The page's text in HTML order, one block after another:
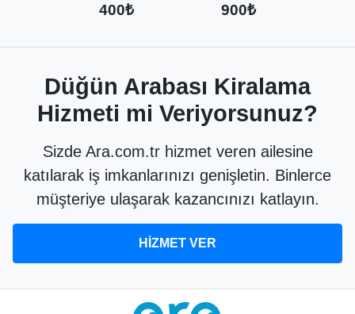
400₺ 900₺
Düğün Arabası Kiralama
Hizmeti mi Veriyorsunuz?
Sizde Ara.com.tr hizmet veren ailesine
katılarak iş imkanlarınızı genişletin. Binlerce
müşteriye ulaşarak kazancınızı katlayın.
HİZMET VER